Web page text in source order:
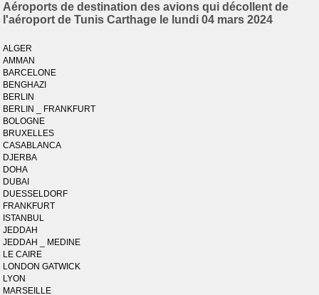
Aéroports de destination des avions qui décollent de
l'aéroport de Tunis Carthage le lundi 04 mars 2024
ALGER
AMMAN
BARCELONE
BENGHAZI
BERLIN
BERLIN _ FRANKFURT
BOLOGNE
BRUXELLES
CASABLANCA
DJERBA
DOHA
DUBAI
DUESSELDORF
FRANKFURT
ISTANBUL
JEDDAH
JEDDAH _ MEDINE
LE CAIRE
LONDON GATWICK
LYON
MARSEILLE